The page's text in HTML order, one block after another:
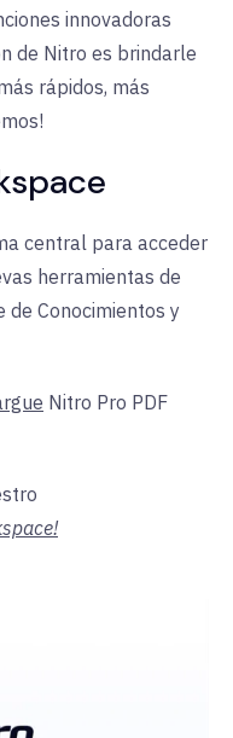
innovadoras
de Nitro es brindarle
rápidos, más
central para acceder
herramientas de
de Conocimientos y
Nitro Pro PDF